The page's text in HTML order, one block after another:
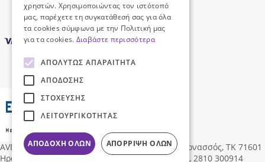
AVENTIS SHOESΔ/νση: Ηροδότου 96, Νέα Αλικαρνασσός, ΤΚ 71601
Ηράκλειο Κρήτης, Ελλάδα
info@aventisshoes.gr, 2810 300914
χρηστών. Χρησιμοποιώντας τον ιστότοπό
μας, παρέχετε τη συγκατάθεσή σας για όλα
τα cookies σύμφωνα με την Πολιτική μας
για τα cookies. Διαβάστε περισσότερα
ΑΠΟΛΎΤΩΣ ΑΠΑΡΑΊΤΗΤΑ
ΑΠΌΔΟΣΗΣ
ΣΤΌΧΕΥΣΗΣ
ΛΕΙΤΟΥΡΓΙΚΌΤΗΤΑΣ
ΑΠΟΔΟΧΉ ΌΛΩΝ ΑΠΌΡΡΙΨΗ ΌΛΩΝ